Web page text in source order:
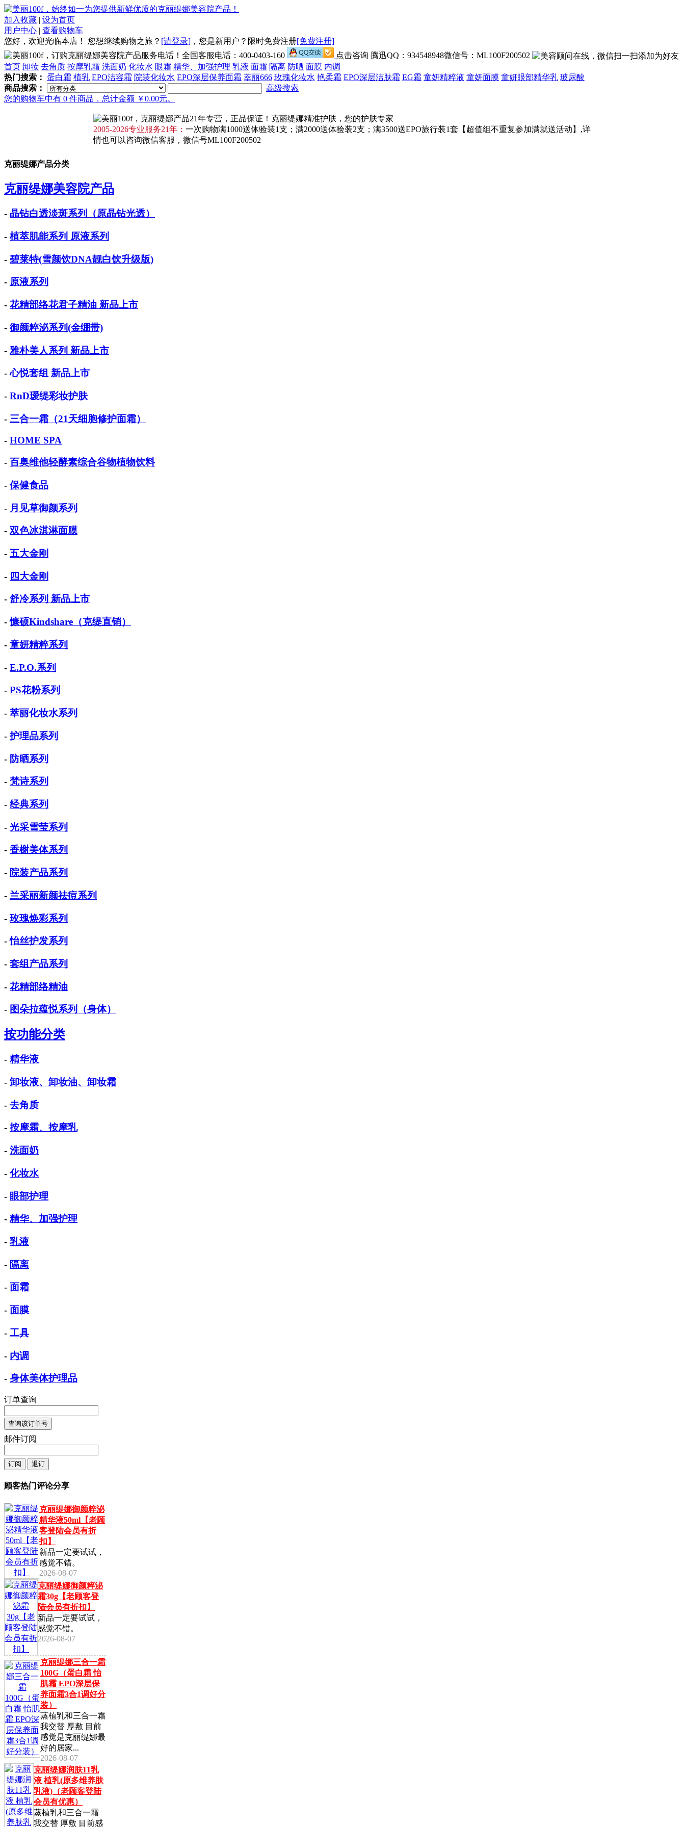
加入收藏 | 设为首页
用户中心 | 查看购物车
您好，欢迎光临本店！ 您想继续购物之旅？ [请登录] ， 您是新用户？限时免费注册[免费注册]
全国客服电话：400-0403-160
点击咨询 腾迅QQ：934548948微信号：ML100F200502
首页 卸妆 去角质 按摩乳霜 洗面奶 化妆水 眼霜 精华、加强护理 乳液 面霜 隔离 防晒 面膜 内调
热门搜索： 蛋白霜 植乳 EPO洁容霜 院装化妆水 EPO深层保养面霜 萃丽666 玫瑰化妆水 艳柔霜 EPO深层洁肤霜 EG霜 童妍精粹液 童妍面膜 童妍眼部精华乳 玻尿酸
商品搜索：
高级搜索
您的购物车中有 0 件商品，总计金额 ￥0.00元。
2005-2026专业服务21年： 一次购物满1000送体验装1支；满2000送体验装2支；满3500送EPO旅行装1套【超值组不重复参加满就送活动】,详
情也可以咨询微信客服，微信号ML100F200502
克丽缇娜产品分类
克丽缇娜美容院产品
- 晶钻白透淡斑系列（原晶钻光透）
- 植萃肌能系列 原液系列
- 碧莱特(雪颜饮DNA靓白饮升级版)
- 原液系列
- 花精部络花君子精油 新品上市
- 御颜粹泌系列(金绷带)
- 雅朴美人系列 新品上市
-心悦套组 新品上市
- RnD瑷缇彩妆护肤
- 三合一霜（21天细胞修护面霜）
- HOME SPA
- 百奥维他轻酵素综合谷物植物饮料
- 保健食品
- 月见草御颜系列
- 双色冰淇淋面膜
- 五大金刚
- 四大金刚
- 舒冷系列 新品上市
-慷硕Kindshare（克缇直销）
- 童妍精粹系列
- E.P.O.系列
- PS花粉系列
- 萃丽化妆水系列
-护理品系列
- 防晒系列
- 梵诗系列
- 经典系列
- 光采雪莹系列
- 香榭美体系列
- 院装产品系列
- 兰采丽新颜祛痘系列
- 玫瑰焕彩系列
-怡丝护发系列
- 套组产品系列
- 花精部络精油
- 图朵拉蕴悦系列（身体）
按功能分类
- 精华液
- 卸妆液、卸妆油、卸妆霜
- 去角质
- 按摩霜、按摩乳
- 洗面奶
- 化妆水
- 眼部护理
- 精华、加强护理
- 乳液
- 隔离
- 面霜
- 面膜
- 工具
- 内调
- 身体美体护理品
订单查询
邮件订阅
顾客热门评论分享
克丽缇娜御颜粹泌
精华液50ml【老顾
客登陆会员有折
扣】
新品一定要试试，
感觉不错。
2026-08-07
克丽缇娜御颜粹泌
霜30g【老顾客登
陆会员有折扣】
新品一定要试试，
感觉不错。
2026-08-07
克丽缇娜三合一霜
100G（蛋白霜 怡
肌霜 EPO深层保
养面霜3合1调好分
装）
蒸植乳和三合一霜
我交替 厚敷 目前
感觉是克丽缇娜最
好的居家...
2026-08-07
克丽缇娜润肤11乳
液 植乳(原多维养肤
乳液)（老顾客登陆
会员有优惠）
蒸植乳和三合一霜
我交替 厚敷 目前感